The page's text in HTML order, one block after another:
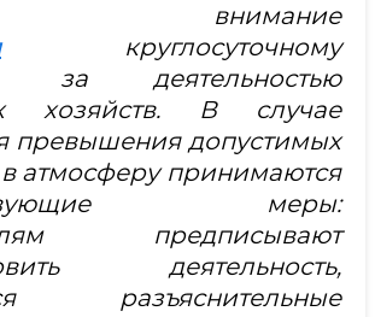
внимание
круглосуточному
за деятельностью
хозяйств. В случае
превышения допустимых
атмосферу принимаются
меры:
предписывают
деятельность,
разъяснительные